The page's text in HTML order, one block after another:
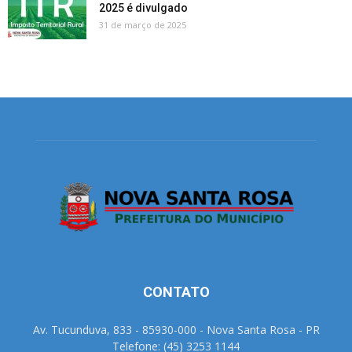
2025 é divulgado
31 de março de 2025
CONTATO
Av. Tucunduva, 833 - 85930-000 - Nova Santa Rosa - PR
Telefone: (45) 3253 1144